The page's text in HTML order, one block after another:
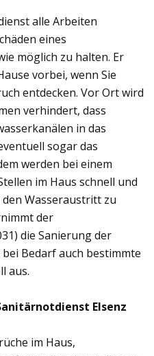
alle Arbeiten
eines
möglich zu halten. Er
vorbei, wenn Sie
entdecken. Vor Ort wird
verhindert, dass
in das
sogar das
werden bei einem
im Haus schnell und
Wasseraustritt zu
der
die Sanierung der
Bedarf auch bestimmte
aus.
Elsenz
im Haus,